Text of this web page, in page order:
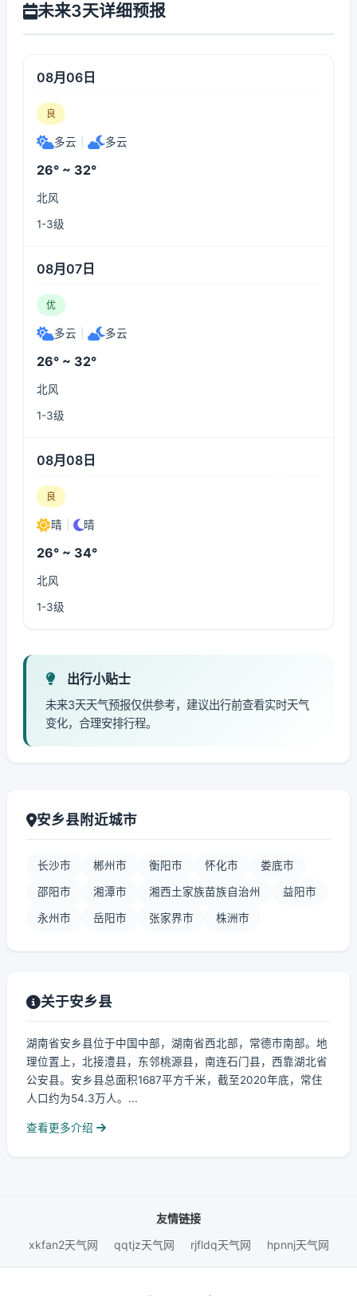
未来3天详细预报
08月06日
良
多云 多云
26° ~ 32°
北风
1-3级
08月07日
优
多云 多云
26° ~ 32°
北风
1-3级
08月08日
良
晴 晴
26° ~ 34°
北风
1-3级
出行小贴士
未来3天天气预报仅供参考，建议出行前查看实时天气
变化，合理安排行程。
安乡县附近城市
长沙市 郴州市 衡阳市 怀化市 娄底市
邵阳市 湘潭市 湘西土家族苗族自治州 益阳市
永州市 岳阳市 张家界市 株洲市
关于安乡县
湖南省安乡县位于中国中部，湖南省西北部，常德市南部。地
理位置上，北接澧县，东邻桃源县，南连石门县，西靠湖北省
公安县。安乡县总面积1687平方千米，截至2020年底，常住
人口约为54.3万人。...
查看更多介绍
友情链接
xkfan2天气网
qqtjz天气网 rjfldq天气网 hpnnj天气网